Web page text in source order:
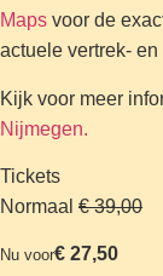
Maps voor de
actuele vertrek-
Kijk voor meer
Nijmegen.
Tickets
Normaal € 39,00
Nu voor€ 27,50